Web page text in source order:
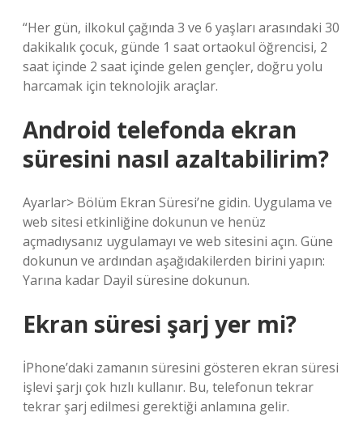
“Her gün, ilkokul çağında 3 ve 6 yaşları arasındaki 30
dakikalık çocuk, günde 1 saat ortaokul öğrencisi, 2
saat içinde 2 saat içinde gelen gençler, doğru yolu
harcamak için teknolojik araçlar.
Android telefonda ekran
süresini nasıl azaltabilirim?
Ayarlar> Bölüm Ekran Süresi’ne gidin. Uygulama ve
web sitesi etkinliğine dokunun ve henüz
açmadıysanız uygulamayı ve web sitesini açın. Güne
dokunun ve ardından aşağıdakilerden birini yapın:
Yarına kadar Dayil süresine dokunun.
Ekran süresi şarj yer mi?
İPhone’daki zamanın süresini gösteren ekran süresi
işlevi şarjı çok hızlı kullanır. Bu, telefonun tekrar
tekrar şarj edilmesi gerektiği anlamına gelir.